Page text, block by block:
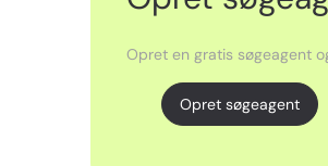
Opret en gratis søgeagent
Opret søgeagent